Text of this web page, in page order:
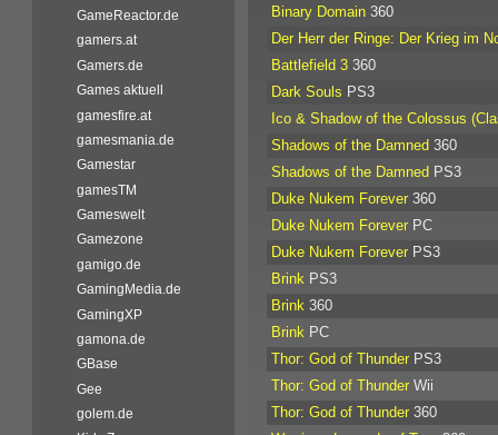
Binary Domain360
Der Herr der Ringe: Der Krieg im
Battlefield 3360
Dark Souls PS3
Ico & Shadow of the Colossus
Shadows of the Damned360
Shadows of the DamnedPS3
Duke Nukem Forever360
Duke Nukem ForeverPC
Duke Nukem ForeverPS3
Brink PS3
Brink 360
Brink PC
Thor: God of ThunderPS3
Thor: God of ThunderWii
Thor: God of Thunder360
GameReactor.de
gamers.at
Gamers.de
Games aktuell
gamesfire.at
gamesmania.de
Gamestar
gamesTM
Gameswelt
Gamezone
gamigo.de
GamingMedia.de
GamingXP
gamona.de
GBase
Gee
golem.de